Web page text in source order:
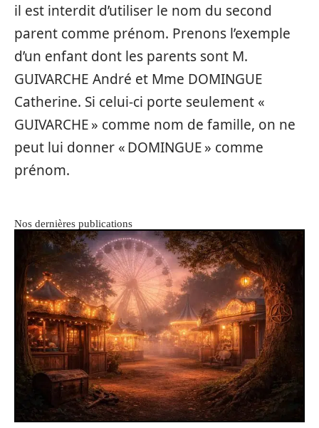
il est interdit d’utiliser le nom du second
parent comme prénom. Prenons l’exemple
d’un enfant dont les parents sont M.
GUIVARCHE André et Mme DOMINGUE
Catherine. Si celui-ci porte seulement «
GUIVARCHE » comme nom de famille, on ne
peut lui donner « DOMINGUE » comme
prénom.
Nos dernières publications